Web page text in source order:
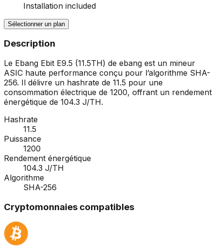
Installation included
Sélectionner un plan
Description
Le Ebang Ebit E9.5 (11.5TH) de ebang est un mineur
ASIC haute performance conçu pour l’algorithme SHA-
256. Il délivre un hashrate de 11.5 pour une
consommation électrique de 1200, offrant un rendement
énergétique de 104.3 J/TH.
Hashrate
11.5
Puissance
1200
Rendement énergétique
104.3 J/TH
Algorithme
SHA-256
Cryptomonnaies compatibles